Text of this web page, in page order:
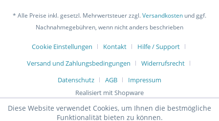
* Alle Preise inkl. gesetzl. Mehrwertsteuer zzgl.Versandkosten und ggf.
Nachnahmegebühren, wenn nicht anders beschrieben
Cookie Einstellungen Kontakt
Hilfe / Support
Versand und Zahlungsbedingungen
Widerrufsrecht
Datenschutz
AGB
Impressum
Realisiert mit Shopware
Diese Website verwendet Cookies, um Ihnen die bestmögliche
Funktionalität bieten zu können.